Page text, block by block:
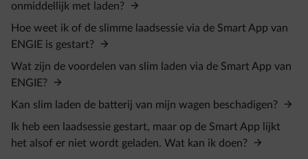
onmiddellijk met laden?
Hoe weet ik of de slimme laadsessie via de Smart App van
ENGIE is gestart?
Wat zijn de voordelen van slim laden via de Smart App van
ENGIE?
Kan slim laden de batterij van mijn wagen beschadigen?
Ik heb een laadsessie gestart, maar op de Smart App lijkt
het alsof er niet wordt geladen. Wat kan ik doen?